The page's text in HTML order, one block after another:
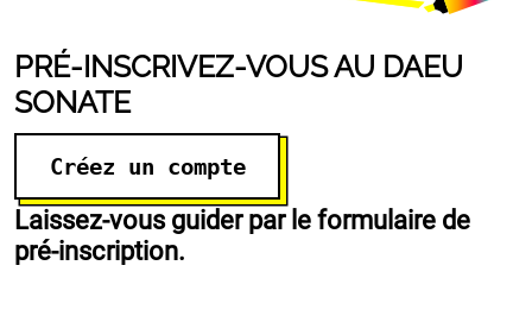
PRÉ-INSCRIVEZ-VOUS AU DAEU
SONATE
Créez un compte
Laissez-vous guider par le formulaire de
pré-inscription.